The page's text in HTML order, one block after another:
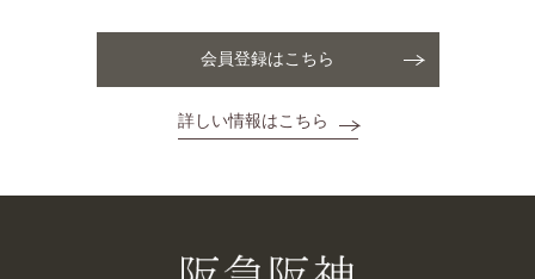
会員登録はこちら
詳しい情報はこちら